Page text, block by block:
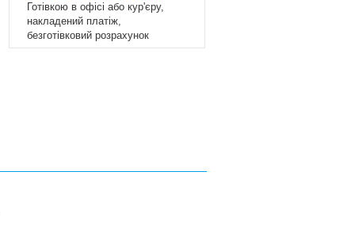
Готівкою в офісі або кур'єру,
накладений платіж,
безготівковий розрахунок